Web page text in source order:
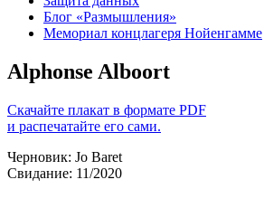
Блог «Размышления»
Мемориал концлагеря Нойенгамме
Alphonse Alboort
Скачайте плакат в формате PDF
и распечатайте его сами.
Черновик: Jo Baret
Свидание: 11/2020